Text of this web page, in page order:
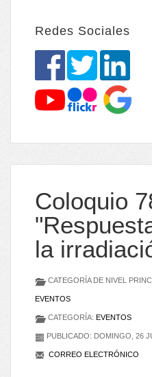
Redes Sociales
Coloquio
la
CATEGORÍA DE NIVEL
EVENTOS
CATEGORÍA: EVENTOS
PUBLICADO: DOMINGO, 26
CORREO ELECTRÓNICO